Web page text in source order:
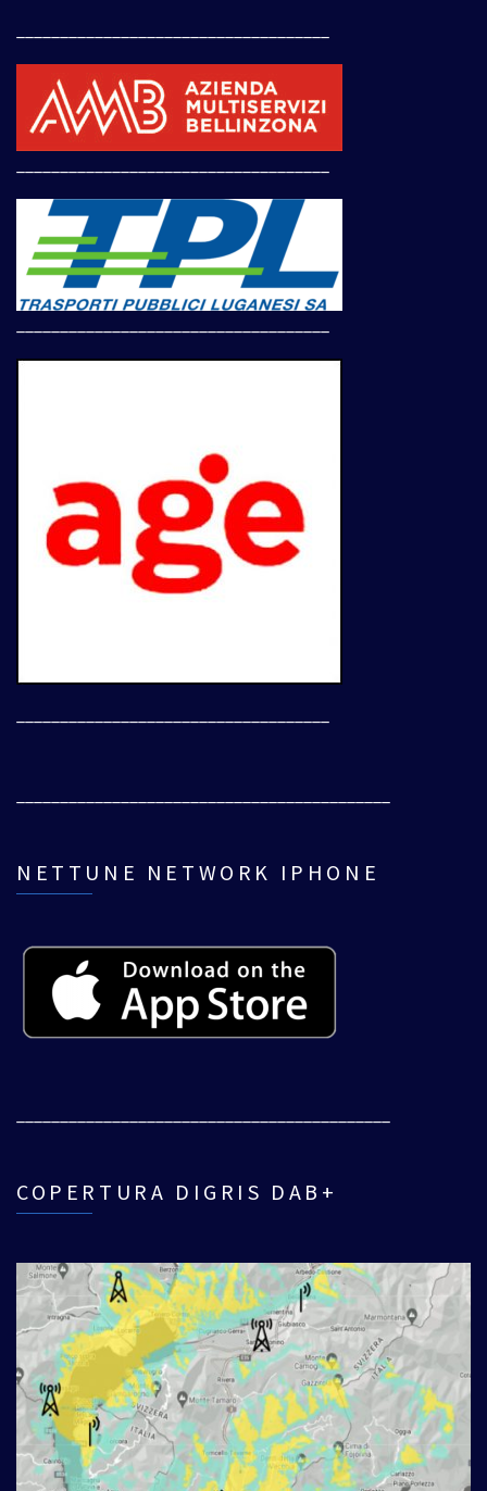
NETTUNE NETWORK IPHONE
COPERTURA DIGRIS DAB+